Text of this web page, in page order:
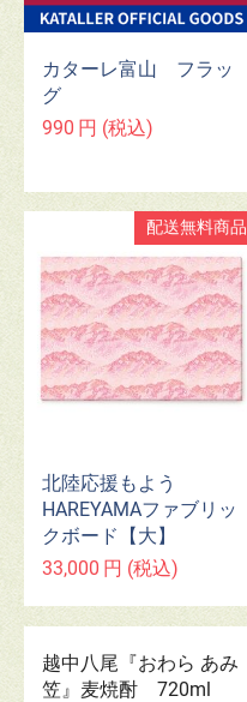
カターレ富山 フラッ
グ
990 円 (税込)
配送無料商品
北陸応援もよう
HAREYAMAファブリッ
クボード【大】
33,000 円 (税込)
越中八尾『おわら あみ
笠』麦焼酎 720ml